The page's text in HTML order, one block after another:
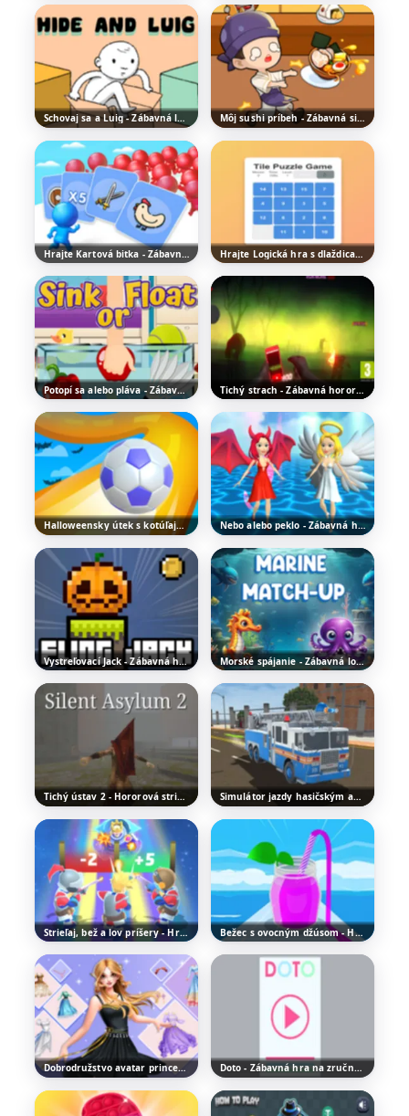
Schovaj sa a Luig - Zábavná logická hra Môj sushi príbeh - Zábavná simulačná hra s reštauráciou
Hrajte Kartová bitka - Zábavná Strategická Hra Hrajte Logická hra s dlaždicami - Klasická logická hra
Potopí sa alebo pláva - Zábavná hyperpríležitostná hra Tichý strach - Zábavná hororová hra o prežitie
Halloweensky útek s kotúľajúcou sa loptou - Hrajte zadarmo online Nebo alebo peklo - Zábavná hypercasual hra
Vystreľovací Jack - Zábavná halloweenska hra Morské spájanie - Zábavná logická hra
Tichý ústav 2 - Hororová strieľačka Simulátor jazdy hasičským autom - Zábavná jazdná hra
Strieľaj, bež a lov príšery - Hrajte zadarmo online Bežec s ovocným džúsom - Hrajte zábavnú 3D hru
Dobrodružstvo avatar princeznej - Fantasy obliekacia hra Doto - Zábavná hra na zručnosť